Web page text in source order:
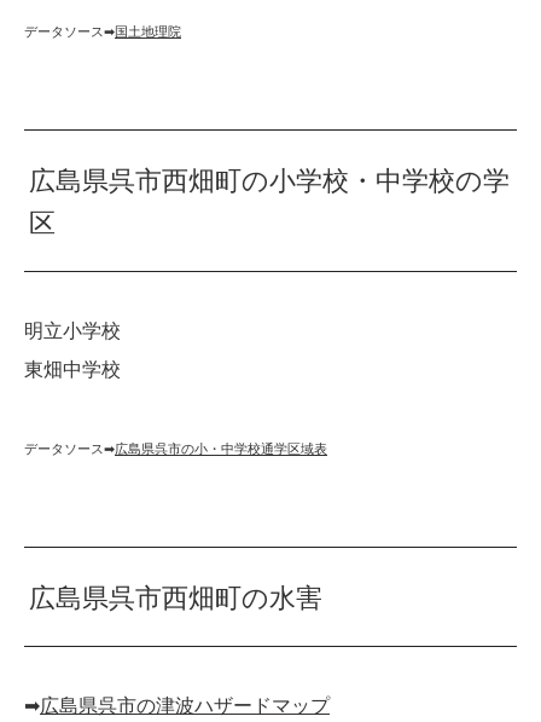
データソース➡︎国土地理院
広島県呉市西畑町の小学校・中学校の学
区
明立小学校
東畑中学校
データソース➡︎広島県呉市の小・中学校通学区域表
広島県呉市西畑町の水害
➡︎広島県呉市の津波ハザードマップ